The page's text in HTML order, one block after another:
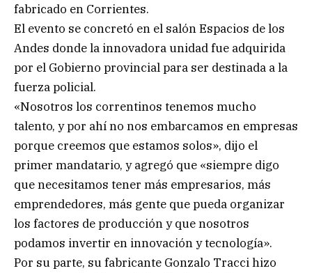
fabricado en Corrientes.
El evento se concretó en el salón Espacios de los
Andes donde la innovadora unidad fue adquirida
por el Gobierno provincial para ser destinada a la
fuerza policial.
«Nosotros los correntinos tenemos mucho
talento, y por ahí no nos embarcamos en empresas
porque creemos que estamos solos», dijo el
primer mandatario, y agregó que «siempre digo
que necesitamos tener más empresarios, más
emprendedores, más gente que pueda organizar
los factores de producción y que nosotros
podamos invertir en innovación y tecnología».
Por su parte, su fabricante Gonzalo Tracci hizo